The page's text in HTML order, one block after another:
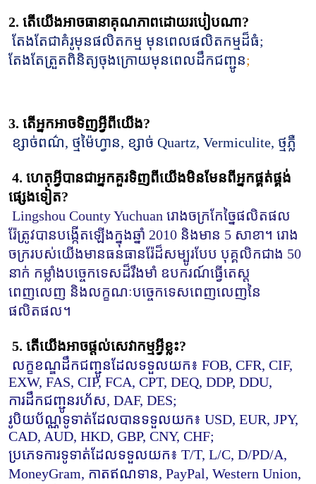
2. តើយើងអាចធានាគុណភាពដោយរបៀបណា?
តែងតែជាគំរូមុនផលិតកម្ម មុនពេលផលិតកម្មដ៏ធំ;
តែងតែត្រួតពិនិត្យចុងក្រោយមុនពេលដឹកជញ្ជូន;
3. តើអ្នកអាចទិញអ្វីពីយើង?
ខ្សាច់ពណ៌, ថ្មម៉ៃហ្វាន, ខ្សាច់ Quartz, Vermiculite, ថ្មភ្លឺ
4. ហេតុអ្វីបានជាអ្នកគួរទិញពីយើងមិនមែនពីអ្នកផ្គត់ផ្គង់
ផ្សេងទៀត?
Lingshou County Yuchuan រោងចក្រកែច្នៃផលិតផល
រ៉ែត្រូវបានបង្កើតឡើងក្នុងឆ្នាំ 2010 និងមាន 5 សាខា។ រោង
ចក្ររបស់យើងមានធនធានរ៉ែដ៏សម្បូរបែប បុគ្គលិកជាង 50
នាក់ កម្លាំងបច្ចេកទេសដ៏រឹងមាំ ឧបករណ៍ធ្វើតេស្ត
ពេញលេញ និងលក្ខណៈបច្ចេកទេសពេញលេញនៃ
ផលិតផល។
5. តើយើងអាចផ្តល់សេវាកម្មអ្វីខ្លះ?
លក្ខខណ្ឌដឹកជញ្ជូនដែលទទួលយក៖ FOB, CFR, CIF,
EXW, FAS, CIP, FCA, CPT, DEQ, DDP, DDU,
ការដឹកជញ្ជូនរហ័ស, DAF, DES;
រូបិយប័ណ្ណទូទាត់ដែលបានទទួលយក៖ USD, EUR, JPY,
CAD, AUD, HKD, GBP, CNY, CHF;
ប្រភេទការទូទាត់ដែលទទួលយក៖ T/T, L/C, D/PD/A,
MoneyGram, កាតឥណទាន, PayPal, Western Union,